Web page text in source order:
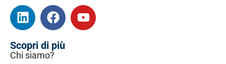
Scopri di più
Chi siamo?